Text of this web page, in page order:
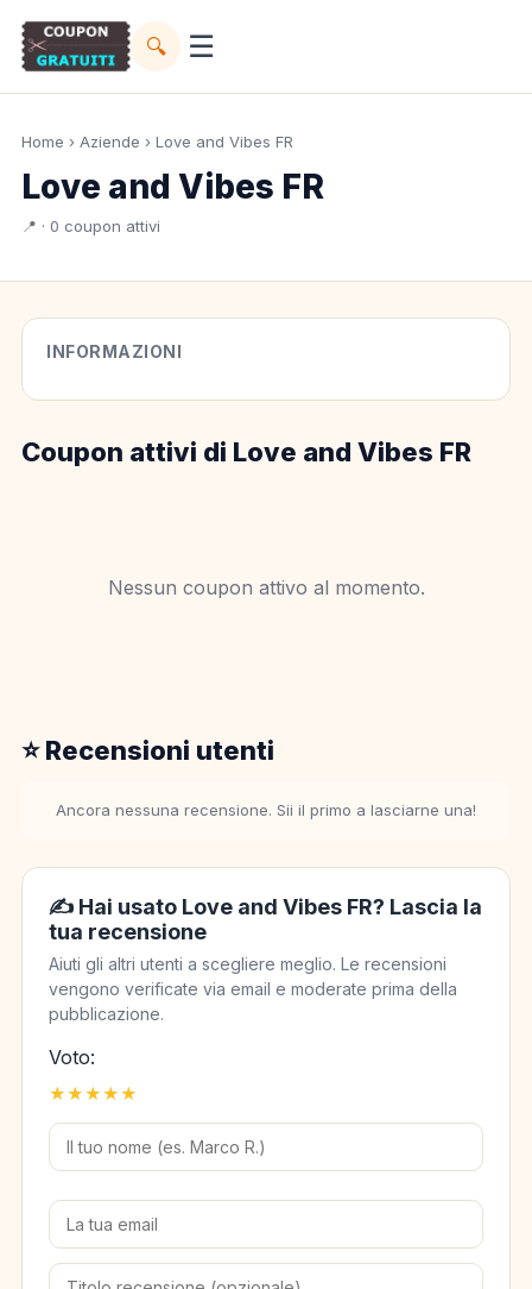
🔍 ☰
Home › Aziende › Love and Vibes FR
Love and Vibes FR
📍 · 0 coupon attivi
INFORMAZIONI
Coupon attivi di Love and Vibes FR
Nessun coupon attivo al momento.
⭐ Recensioni utenti
Ancora nessuna recensione. Sii il primo a lasciarne una!
✍️ Hai usato Love and Vibes FR? Lascia la
tua recensione
Aiuti gli altri utenti a scegliere meglio. Le recensioni
vengono verificate via email e moderate prima della
pubblicazione.
Voto:
★
★
★
★
★